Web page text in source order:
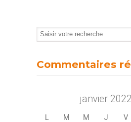
Commentaires
janvier 2022
L M M J V